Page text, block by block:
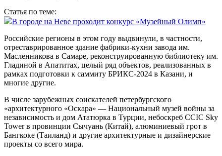
Статья по теме:
В городе на Неве проходит конкурс «Музейный Олимп»
Российские регионы в этом году выдвинули, в частности,
отреставрированное здание фабрики-кухни завода им.
Масленникова в Самаре, реконструированную библиотеку им.
Гладиной в Апатитах, целый ряд объектов, реализованных в
рамках подготовки к саммиту БРИКС-2024 в Казани, и
многие другие.
В числе зарубежных соискателей петербургского
«архитектурного «Оскара» — Национальный музей войны за
независимость и дом Ататюрка в Турции, небоскреб CCIC Sky
Tower в провинции Сычуань (Китай), алюминиевый грот в
Бангкоке (Таиланд) и другие архитектурные и дизайнерские
проекты со всего мира.